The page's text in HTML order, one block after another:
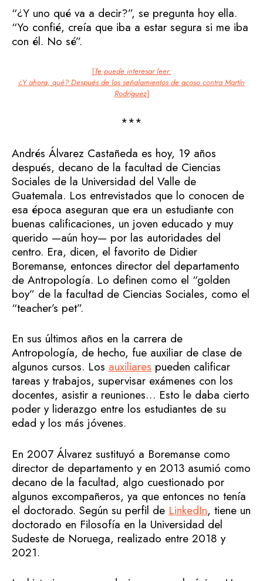
“¿Y uno qué va a decir?”, se pregunta hoy ella.
“Yo confié, creía que iba a estar segura si me iba
con él. No sé”.
[Te puede interesar leer:
¿Y ahora, qué? Después de los señalamientos de acoso contra Martín
Rodríguez]
***
Andrés Álvarez Castañeda es hoy, 19 años
después, decano de la facultad de Ciencias
Sociales de la Universidad del Valle de
Guatemala. Los entrevistados que lo conocen de
esa época aseguran que era un estudiante con
buenas calificaciones, un joven educado y muy
querido —aún hoy— por las autoridades del
centro. Era, dicen, el favorito de Didier
Boremanse, entonces director del departamento
de Antropología. Lo definen como el “golden
boy” de la facultad de Ciencias Sociales, como el
“teacher’s pet”.
En sus últimos años en la carrera de
Antropología, de hecho, fue auxiliar de clase de
algunos cursos. Los auxiliares pueden calificar
tareas y trabajos, supervisar exámenes con los
docentes, asistir a reuniones… Esto le daba cierto
poder y liderazgo entre los estudiantes de su
edad y los más jóvenes.
En 2007 Álvarez sustituyó a Boremanse como
director de departamento y en 2013 asumió como
decano de la facultad, algo cuestionado por
algunos excompañeros, ya que entonces no tenía
el doctorado. Según su perfil de LinkedIn, tiene un
doctorado en Filosofía en la Universidad del
Sudeste de Noruega, realizado entre 2018 y
2021.